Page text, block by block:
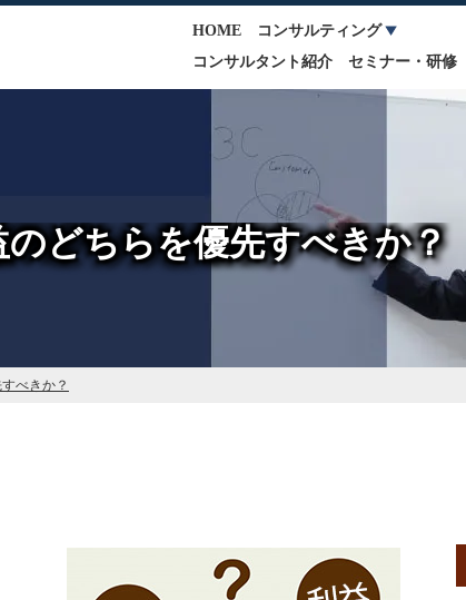
HOME
コンサルティング
コンサルタント紹介
セミナー・研修
どちらを優先すべきか？
べきか？